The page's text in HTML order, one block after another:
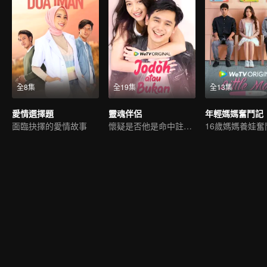
全8集
愛情選擇題
面臨抉擇的愛情故事
全19集
靈魂伴侶
懷疑是否他是命中註定的靈魂伴侶。
全13集
年輕媽媽奮鬥記
16歲媽媽養娃奮